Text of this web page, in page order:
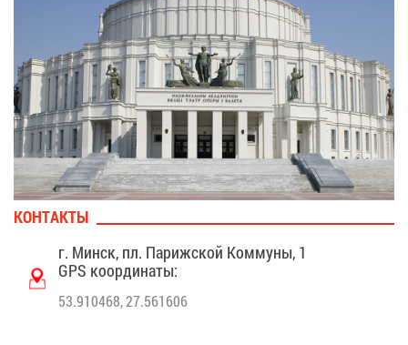
КОН­ТАК­ТЫ
г. Минск, пл. Па­риж­ской Ком­му­ны, 1
GPS ко­ор­ди­на­ты:
53.910468, 27.561606